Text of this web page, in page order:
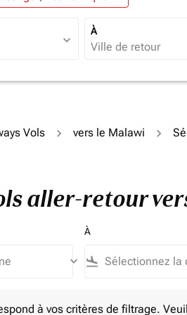
expand_more
À
Vols vers le Malawi
aller-retour
keyboard_arrow_down
À
flight_land
à vos critères de filtrage.